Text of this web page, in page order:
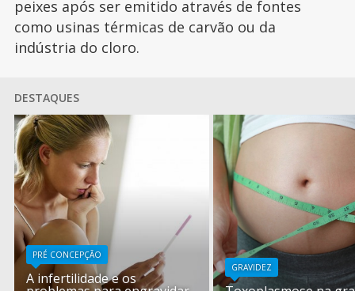
peixes após ser emitido através de fontes
como usinas térmicas de carvão ou da
indústria do cloro.
DESTAQUES
PRÉ CONCEPÇÃO
A infertilidade e os
GRAVIDEZ